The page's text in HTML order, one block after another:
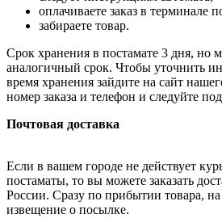
оплачиваете заказ в терминале
забираете товар.
Срок хранения в постамате 3 дня, но
аналогичный срок. Чтобы уточнить
время хранения зайдите на сайт
номер заказа и телефон и следуйте
Почтовая доставка
Если в вашем городе не действует
постаматы, то вы можете заказать
России. Сразу по прибытии товара,
извещение о посылке.